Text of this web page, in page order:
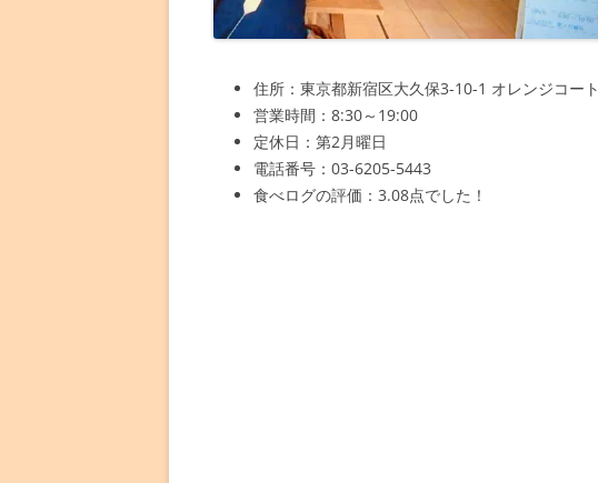
住所：東京都新宿区大久保3-10-1 オレンジコート
営業時間：8:30～19:00
定休日：第2月曜日
電話番号：03-6205-5443
食べログの評価：3.08点でした！